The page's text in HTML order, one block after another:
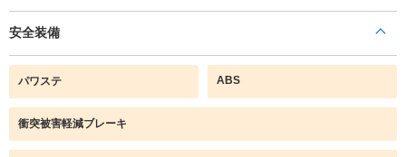
安全装備
パワステ ABS
衝突被害軽減ブレーキ